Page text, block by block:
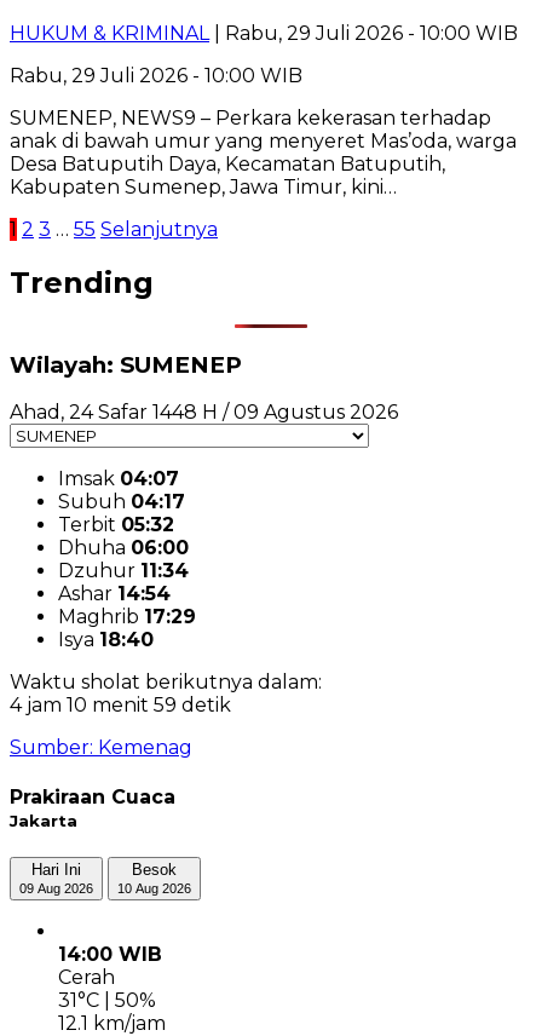
HUKUM & KRIMINAL| Rabu, 29 Juli 2026 - 10:00 WIB
Rabu, 29 Juli 2026 - 10:00 WIB
SUMENEP, NEWS9 – Perkara kekerasan terhadap
anak di bawah umur yang menyeret Mas’oda, warga
Desa Batuputih Daya, Kecamatan Batuputih,
Kabupaten Sumenep, Jawa Timur, kini…
Paginasi
pos
1 2 3 … 55 Selanjutnya
Trending
Wilayah: SUMENEP
Ahad, 24 Safar 1448 H / 09 Agustus 2026
Imsak 04:07
Subuh 04:17
Terbit 05:32
Dhuha 06:00
Dzuhur 11:34
Ashar 14:54
Maghrib 17:29
Isya 18:40
Waktu sholat berikutnya dalam:
4 jam 10 menit 58 detik
Sumber: Kemenag
Prakiraan Cuaca
Jakarta
Hari Ini
09 Aug 2026
Besok
10 Aug 2026
14:00 WIB
Cerah
31°C | 50%
12.1 km/jam